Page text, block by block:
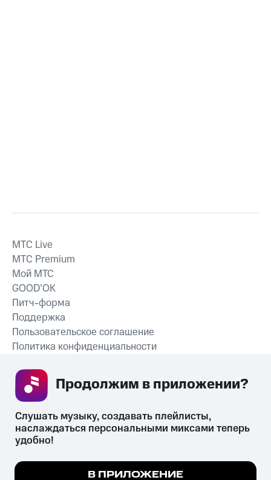
СКАЧАТЬ ПРИЛОЖЕНИЕ
MTС Live
MTС Premium
Мой МТС
GOOD’OK
Питч-форма
Поддержка
Пользовательское соглашение
Политика конфиденциальности
психотропных веществ, их аналогов причиняет вред здоровью,
их незаконный оборот запрещён и влечёт установленную
Мы используем куки, чтобы на сайте все
Слушать музыку, создавать плейлисты,
наслаждаться персональными миксами теперь
удобно!
В ПРИЛОЖЕНИЕ